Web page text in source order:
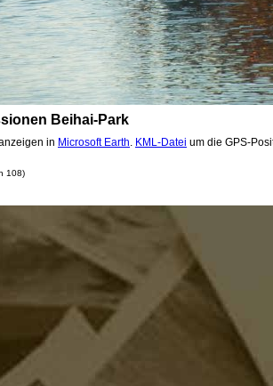
Beihai-Park
in Microsoft Earth KML-Datei um die GPS-
108)